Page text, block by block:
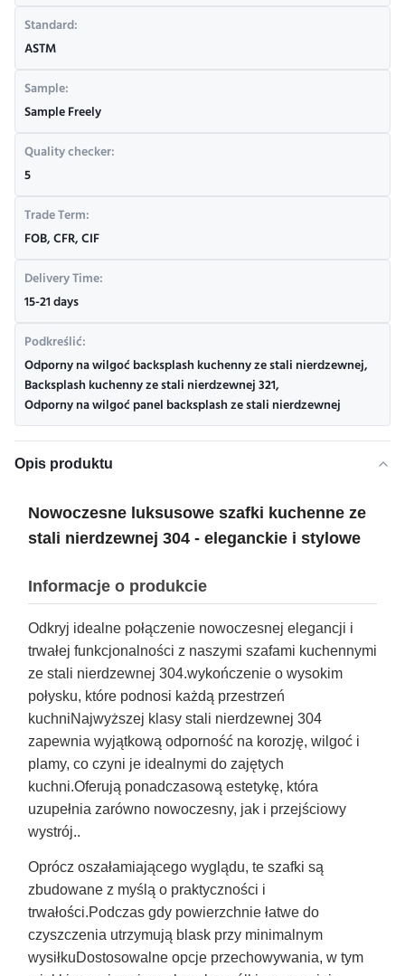
Standard:
ASTM
Sample:
Sample Freely
Quality checker:
5
Trade Term:
FOB, CFR, CIF
Delivery Time:
15-21 days
Podkreślić:
Odporny na wilgoć backsplash kuchenny ze stali nierdzewnej,
Backsplash kuchenny ze stali nierdzewnej 321,
Odporny na wilgoć panel backsplash ze stali nierdzewnej
Opis produktu
Nowoczesne luksusowe szafki kuchenne ze
stali nierdzewnej 304 - eleganckie i stylowe
Informacje o produkcie
Odkryj idealne połączenie nowoczesnej elegancji i
trwałej funkcjonalności z naszymi szafami kuchennymi
ze stali nierdzewnej 304.wykończenie o wysokim
połysku, które podnosi każdą przestrzeń
kuchniNajwyższej klasy stali nierdzewnej 304
zapewnia wyjątkową odporność na korozję, wilgoć i
plamy, co czyni je idealnymi do zajętych
kuchni.Oferują ponadczasową estetykę, która
uzupełnia zarówno nowoczesny, jak i przejściowy
wystrój..
Oprócz oszałamiającego wyglądu, te szafki są
zbudowane z myślą o praktyczności i
trwałości.Podczas gdy powierzchnie łatwe do
czyszczenia utrzymują blask przy minimalnym
wysiłkuDostosowalne opcje przechowywania, w tym